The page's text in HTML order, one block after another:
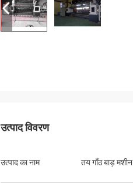
उत्पाद विवरण
उत्पाद का नाम तय गाँठ बाड़ मशीन